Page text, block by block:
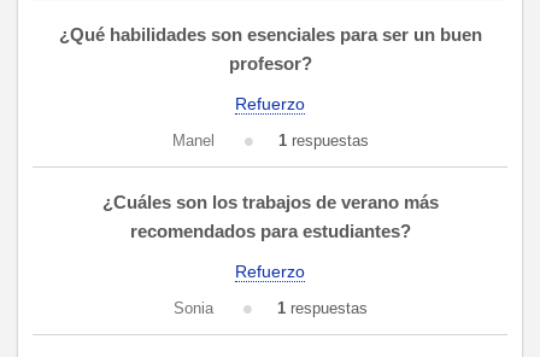
¿Qué habilidades son esenciales para ser un buen
profesor?
Refuerzo
Manel 1respuestas
¿Cuáles son los trabajos de verano más
recomendados para estudiantes?
Refuerzo
Sonia 1respuestas